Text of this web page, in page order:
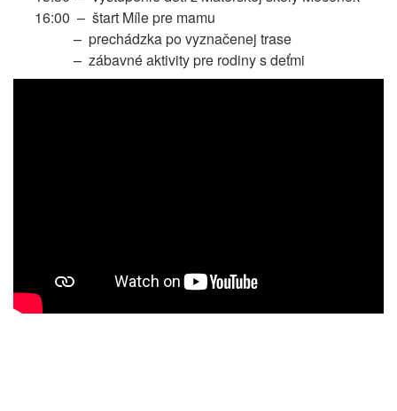
16:00 – štart Míle pre mamu
– prechádzka po vyznačenej trase
– zábavné aktivity pre rodiny s deťmi